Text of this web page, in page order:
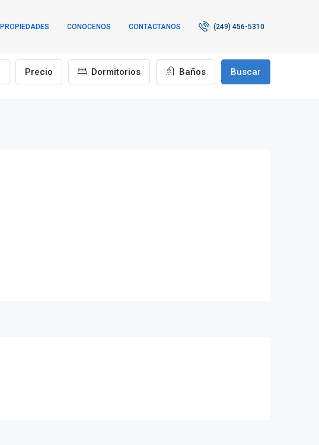
PROPIEDADES CONOCENOS CONTACTANOS (249) 456-5310
Precio Dormitorios Baños Buscar